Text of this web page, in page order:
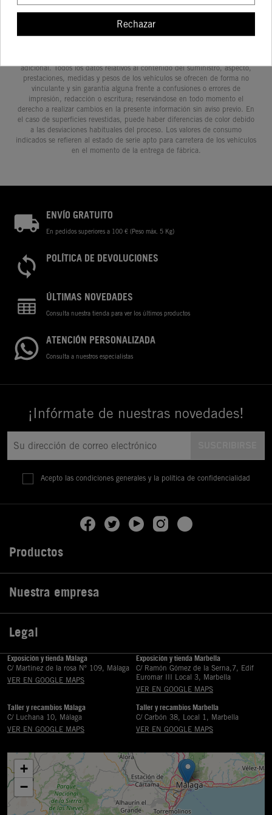
Determinadas características de los vehículos que aparecen en las
adicional. Todos los datos relativos al contenido del suministro, aspecto,
prestaciones, medidas y pesos de los vehículos se ofrecen de forma no
vinculante y sin garantía alguna frente a confusiones o errores de
impresión, redacción o escritura; reservándose en todo momento el
derecho a realizar cambios en la presente información sin aviso previo. En
el caso de superficies revestidas, puede haber diferencias de color debido
a las desviaciones habituales del proceso. Los valores de consumo
indicados se refieren al estado de serie apto para carretera de los vehículos
en el momento de la entrega de fábrica.
ENVÍO GRATUITO
En pedidos superiores a 100 € (Peso máx. 5 Kg)
POLÍTICA DE DEVOLUCIONES
ÚLTIMAS NOVEDADES
Consulta nuestra tienda para ver los últimos productos
ATENCIÓN PERSONALIZADA
Consulta a nuestros especialistas
¡Infórmate de nuestras novedades!
Acepto las condiciones generales y la política de confidencialidad
Productos
Nuestra empresa
Legal
Exposición y tienda Málaga
C/ Martinez de la rosa Nº 109, Málaga
VER EN GOOGLE MAPS
Exposición y tienda Marbella
C/ Ramón Gómez de la Serna,7, Edif
Euromar III Local 3, Marbella
VER EN GOOGLE MAPS
Taller y recambios Málaga
C/ Luchana 10, Málaga
VER EN GOOGLE MAPS
Taller y recambios Marbella
C/ Carbón 38, Local 1, Marbella
VER EN GOOGLE MAPS
+
−
Rechazar